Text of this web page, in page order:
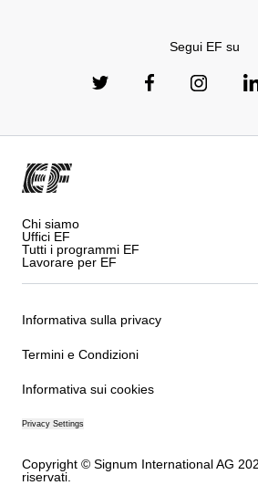
Segui EF su
Chi siamo
Uffici EF
Tutti i programmi EF
Lavorare per EF
Informativa sulla privacy
Termini e Condizioni
Informativa sui cookies
Privacy Settings
Copyright © Signum International AG
riservati.